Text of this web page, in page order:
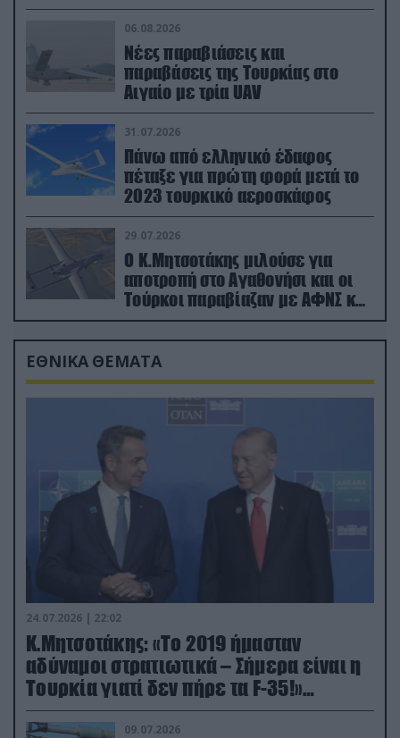
06.08.2026
Νέες παραβιάσεις και
παραβάσεις της Τουρκίας στο
Αιγαίο με τρία UAV
31.07.2026
Πάνω από ελληνικό έδαφος
πέταξε για πρώτη φορά μετά το
2023 τουρκικό αεροσκάφος
29.07.2026
Ο Κ.Μητσοτάκης μιλούσε για
αποτροπή στο Αγαθονήσι και οι
Τούρκοι παραβίαζαν με ΑΦΝΣ και
drone
ΕΘΝΙΚΑ ΘΕΜΑΤΑ
24.07.2026 | 22:02
Κ.Μητσοτάκης: «Το 2019 ήμασταν
αδύναμοι στρατιωτικά – Σήμερα είναι η
Τουρκία γιατί δεν πήρε τα F-35!»
(βίντεο)
09.07.2026